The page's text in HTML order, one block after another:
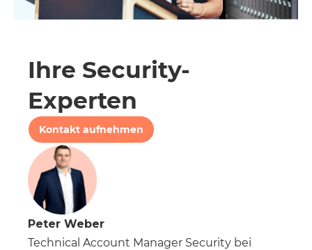
Ihre Security-
Experten
Kontakt aufnehmen
Peter Weber
Technical Account Manager Security bei